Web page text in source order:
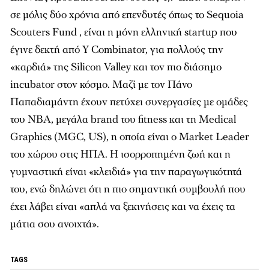
σε μόλις δύο χρόνια από επενδυτές όπως το Sequoia
Scouters Fund , είναι η μόνη ελληνική startup που
έγινε δεκτή από Y Combinator, για πολλούς την
«καρδιά» της Silicon Valley και τον πιο διάσημο
incubator στον κόσμο. Μαζί με τον Πάνο
Παπαδιαμάντη έχουν πετύχει συνεργασίες με ομάδες
του NBA, μεγάλα brand του fitness και τη Medical
Graphics (MGC, US), η οποία είναι ο Market Leader
του χώρου στις ΗΠΑ. Η ισορροπημένη ζωή και η
γυμναστική είναι «κλειδιά» για την παραγωγικότητά
του, ενώ δηλώνει ότι η πιο σημαντική συμβουλή που
έχει λάβει είναι «απλά να ξεκινήσεις και να έχεις τα
μάτια σου ανοιχτά».
TAGS